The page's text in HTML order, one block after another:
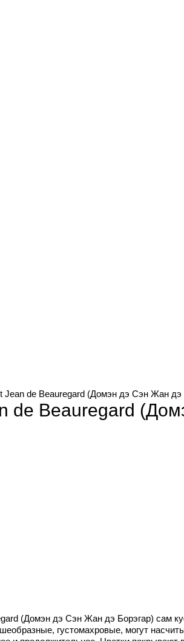
Jean de Beauregard (Домэн дэ Сэн Жан дэ
de Beauregard
(Домэн дэ Сэн Жан дэ Борэгар) сам
густомахровые, могут